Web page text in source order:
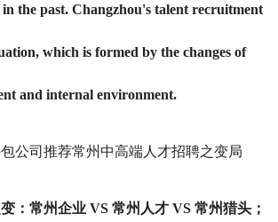
the past. Changzhou's talent recruitment
which is formed by the changes of
and internal environment.
： 常州企业 VS 常州 人才 VS 常州猎头；